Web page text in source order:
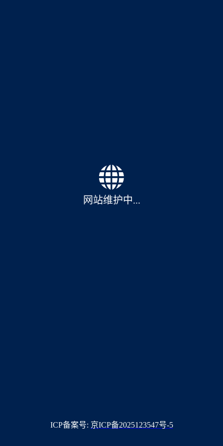
网站维护中...
ICP备案号: 京ICP备2025123547号-5